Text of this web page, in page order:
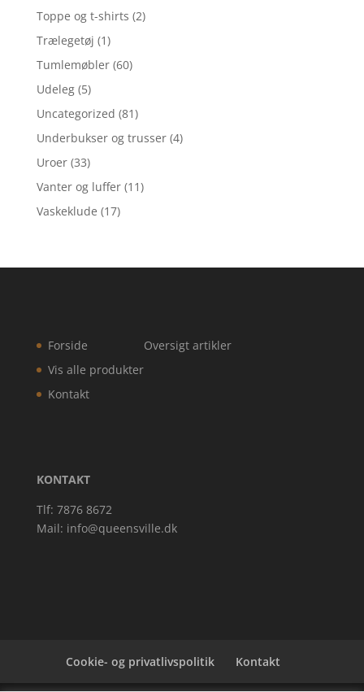
Toppe og t-shirts (2)
Trælegetøj (1)
Tumlemøbler (60)
Udeleg (5)
Uncategorized (81)
Underbukser og trusser (4)
Uroer (33)
Vanter og luffer (11)
Vaskeklude (17)
Forside
Vis alle produkter
Kontakt
Oversigt artikler
KONTAKT
Tlf: 7876 8672
Mail: info@queensville.dk
Cookie- og privatlivspolitik Kontakt